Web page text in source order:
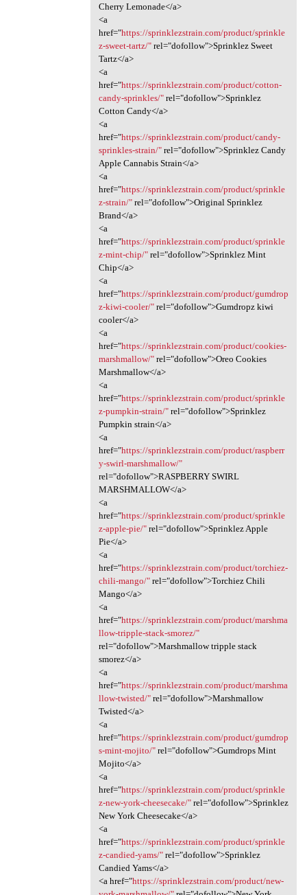
Cherry Lemonade</a>
<a
href="https://sprinklezstrain.com/product/sprinkle
z-sweet-tartz/"rel="dofollow">Sprinklez Sweet
Tartz</a>
<a
href="https://sprinklezstrain.com/product/cotton-
candy-sprinkles/"rel="dofollow">Sprinklez
Cotton Candy</a>
<a
href="https://sprinklezstrain.com/product/candy-
sprinkles-strain/"rel="dofollow">Sprinklez Candy
Apple Cannabis Strain</a>
<a
href="https://sprinklezstrain.com/product/sprinkle
z-strain/"rel="dofollow">Original Sprinklez
Brand</a>
<a
href="https://sprinklezstrain.com/product/sprinkle
z-mint-chip/"rel="dofollow">Sprinklez Mint
Chip</a>
<a
href="https://sprinklezstrain.com/product/gumdrop
z-kiwi-cooler/"rel="dofollow">Gumdropz kiwi
cooler</a>
<a
href="https://sprinklezstrain.com/product/cookies-
marshmallow/"rel="dofollow">Oreo Cookies
Marshmallow</a>
<a
href="https://sprinklezstrain.com/product/sprinkle
z-pumpkin-strain/"rel="dofollow">Sprinklez
Pumpkin strain</a>
<a
href="https://sprinklezstrain.com/product/raspberr
y-swirl-marshmallow/"
rel="dofollow">RASPBERRY SWIRL
MARSHMALLOW</a>
<a
href="https://sprinklezstrain.com/product/sprinkle
z-apple-pie/"rel="dofollow">Sprinklez Apple
Pie</a>
<a
href="https://sprinklezstrain.com/product/torchiez-
chili-mango/"rel="dofollow">Torchiez Chili
Mango</a>
<a
href="https://sprinklezstrain.com/product/marshma
llow-tripple-stack-smorez/"
rel="dofollow">Marshmallow tripple stack
smorez</a>
<a
href="https://sprinklezstrain.com/product/marshma
llow-twisted/"rel="dofollow">Marshmallow
Twisted</a>
<a
href="https://sprinklezstrain.com/product/gumdrop
s-mint-mojito/"rel="dofollow">Gumdrops Mint
Mojito</a>
<a
href="https://sprinklezstrain.com/product/sprinkle
z-new-york-cheesecake/"rel="dofollow">Sprinklez
New York Cheesecake</a>
<a
href="https://sprinklezstrain.com/product/sprinkle
z-candied-yams/"rel="dofollow">Sprinklez
Candied Yams</a>
<a href="https://sprinklezstrain.com/product/new-